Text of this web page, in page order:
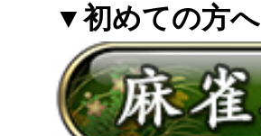
▼初めての方へ